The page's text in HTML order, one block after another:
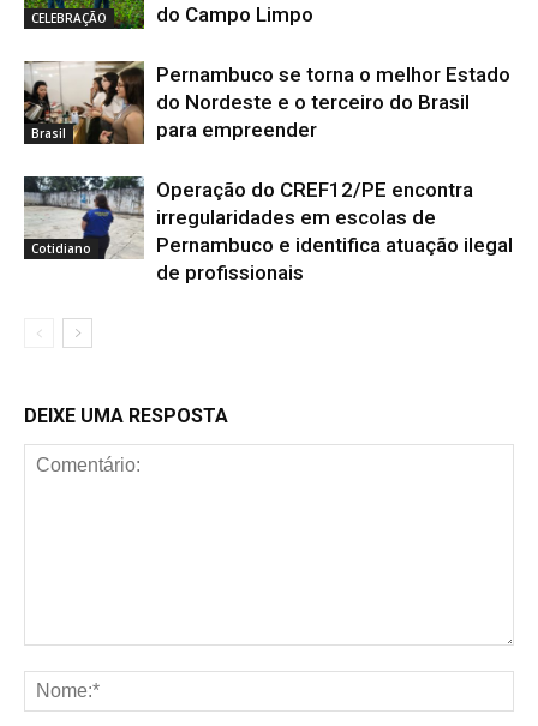
CELEBRAÇÃO
do Campo Limpo
Brasil
Pernambuco se torna o melhor Estado
do Nordeste e o terceiro do Brasil
para empreender
Cotidiano
Operação do CREF12/PE encontra
irregularidades em escolas de
Pernambuco e identifica atuação ilegal
de profissionais
DEIXE UMA RESPOSTA